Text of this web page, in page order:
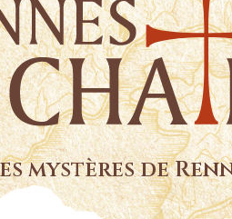
mystères de